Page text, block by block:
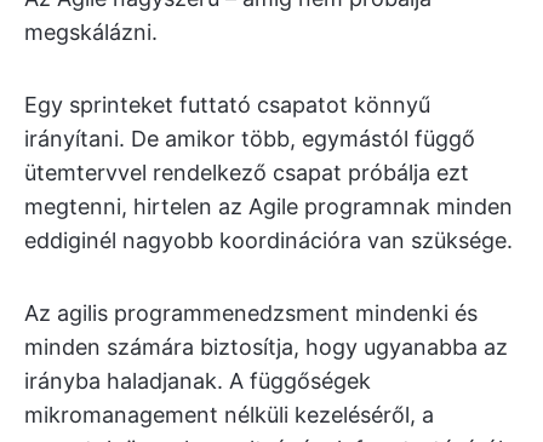
megskálázni.
Egy sprinteket futtató csapatot könnyű
irányítani. De amikor több, egymástól függő
ütemtervvel rendelkező csapat próbálja ezt
megtenni, hirtelen az Agile programnak minden
eddiginél nagyobb koordinációra van szüksége.
Az agilis programmenedzsment mindenki és
minden számára biztosítja, hogy ugyanabba az
irányba haladjanak. A függőségek
mikromanagement nélküli kezeléséről, a